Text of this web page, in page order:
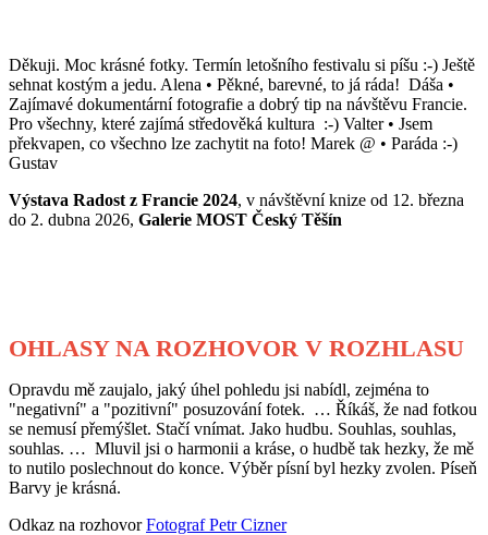
Děkuji. Moc krásné fotky. Termín letošního festivalu si píšu :-) Ještě
sehnat kostým a jedu. Alena • Pěkné, barevné, to já ráda! Dáša •
Zajímavé dokumentární fotografie a dobrý tip na návštěvu Francie.
Pro všechny, které zajímá středověká kultura :-) Valter • Jsem
překvapen, co všechno lze zachytit na foto! Marek @ • Paráda :-)
Gustav
Výstava Radost z Francie 2024, v návštěvní knize od 12. března
do 2. dubna 2026, Galerie MOST Český Těšín
OHLASY NA ROZHOVOR V ROZHLASU
Opravdu mě zaujalo, jaký úhel pohledu jsi nabídl, zejména to
"negativní" a "pozitivní" posuzování fotek. … Říkáš, že nad fotkou
se nemusí přemýšlet. Stačí vnímat. Jako hudbu. Souhlas, souhlas,
souhlas. … Mluvil jsi o harmonii a kráse, o hudbě tak hezky, že mě
to nutilo poslechnout do konce. Výběr písní byl hezky zvolen. Píseň
Barvy je krásná.
Odkaz na rozhovorFotograf Petr Cizner